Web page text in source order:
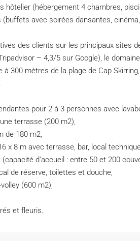
hôtelier (hébergement 4 chambres,
avec soirées dansantes,
des clients sur les principaux sites
– 4,3/5 sur Google), le
à 300 mètres de la plage de Cap
pour 2 à 3 personnes avec
terrasse (200 m2),
de 180 m2,
x 8 m avec terrasse, bar, local
d’accueil : entre 50 et 200
de réserve, toilettes et douche,
(600 m2),
et fleuris.